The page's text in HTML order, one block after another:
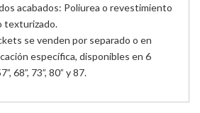
acabados: Poliurea o revestimiento
texturizado.
se venden por separado o en
específica, disponibles en 6
68”, 73”, 80” y 87.